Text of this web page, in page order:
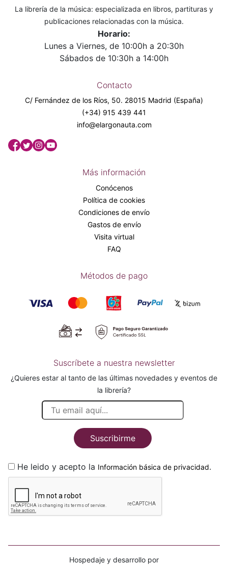
La librería de la música: especializada en libros, partituras y
publicaciones relacionadas con la música.
Horario:
Lunes a Viernes, de 10:00h a 20:30h
Sábados de 10:30h a 14:00h
Contacto
C/ Fernández de los Ríos, 50. 28015 Madrid (España)
(+34) 915 439 441
info@elargonauta.com
Más información
Conócenos
Política de cookies
Condiciones de envío
Gastos de envío
Visita virtual
FAQ
Métodos de pago
Suscríbete a nuestra newsletter
¿Quieres estar al tanto de las últimas novedades y eventos de
la librería?
Suscribirme
He leido y acepto la Información básica de privacidad.
Hospedaje y desarrollo por